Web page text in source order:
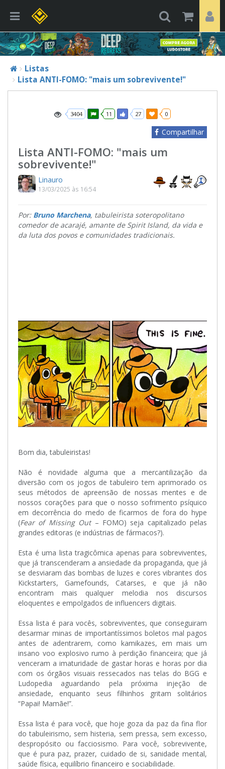
Listas
Lista ANTI-FOMO: "mais um sobrevivente!"
3404 11 27 0
Compartilhar
Lista ANTI-FOMO: "mais um
sobrevivente!"
Linauro
13/03/2025 às 16:54
Por: Bruno Marchena, tabuleirista soteropolitano
comedor de acarajé, amante de Spirit Island, da vida e
da luta dos povos e comunidades tradicionais.
Bom dia, tabuleiristas!
Não é novidade alguma que a mercantilização da
diversão com os jogos de tabuleiro tem aprimorado os
seus métodos de apreensão de nossas mentes e de
nossos corações para que o nosso sofrimento psíquico
em decorrência do medo de ficarmos de fora do hype
(Fear of Missing Out– FOMO) seja capitalizado pelas
grandes editoras (e indústrias de fármacos?).
Esta é uma lista tragicômica apenas para sobreviventes,
que já transcenderam a ansiedade da propaganda, que já
se desviaram das bombas de luzes e cores vibrantes dos
Kickstarters, Gamefounds, Catarses, e que já não
encontram mais qualquer melodia nos discursos
eloquentes e empolgados de influencers digitais.
Essa lista é para vocês, sobreviventes, que conseguiram
desarmar minas de importantíssimos boletos mal pagos
antes de adentrarem, como kamikazes, em mais um
insano voo explosivo rumo à perdição financeira; que já
venceram a imaturidade de gastar horas e horas por dia
com os órgãos visuais ressecados nas telas do BGG e
Ludopedia aguardando pela próxima injeção de
ansiedade, enquanto seus filhinhos gritam solitários
“Papai! Mamãe!”.
Essa lista é para você, que hoje goza da paz da fina flor
do tabuleirismo, sem histeria, sem pressa, sem excesso,
despropósito ou facciosismo. Para você, sobrevivente,
que é pura paz, prazer, cuidado de si, sanidade mental,
saúde física, equilíbrio financeiro e sociabilidade.